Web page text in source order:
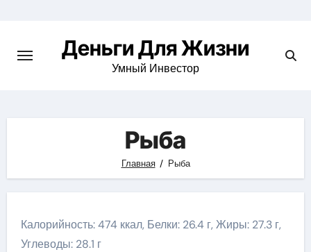
содержимомуДеньги Для Жизни
Умный Инвестор
Рыба
Главная Рыба
Калорийность: 474 ккал, Белки: 26.4 г, Жиры: 27.3 г,
Углеводы: 28.1 г